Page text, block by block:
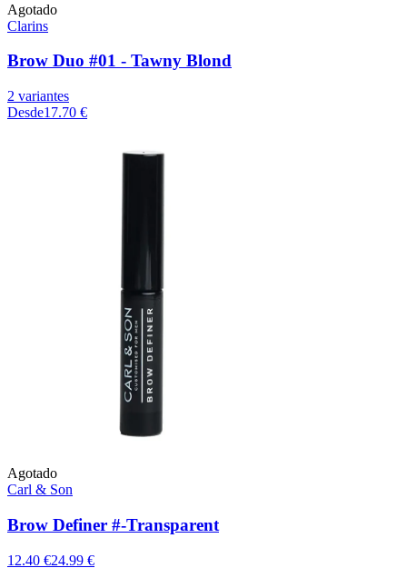
Agotado
Clarins
Brow Duo #01 - Tawny Blond
2 variantes
Desde17.70 €
Agotado
Carl & Son
Brow Definer #-Transparent
12.40 €24.99 €